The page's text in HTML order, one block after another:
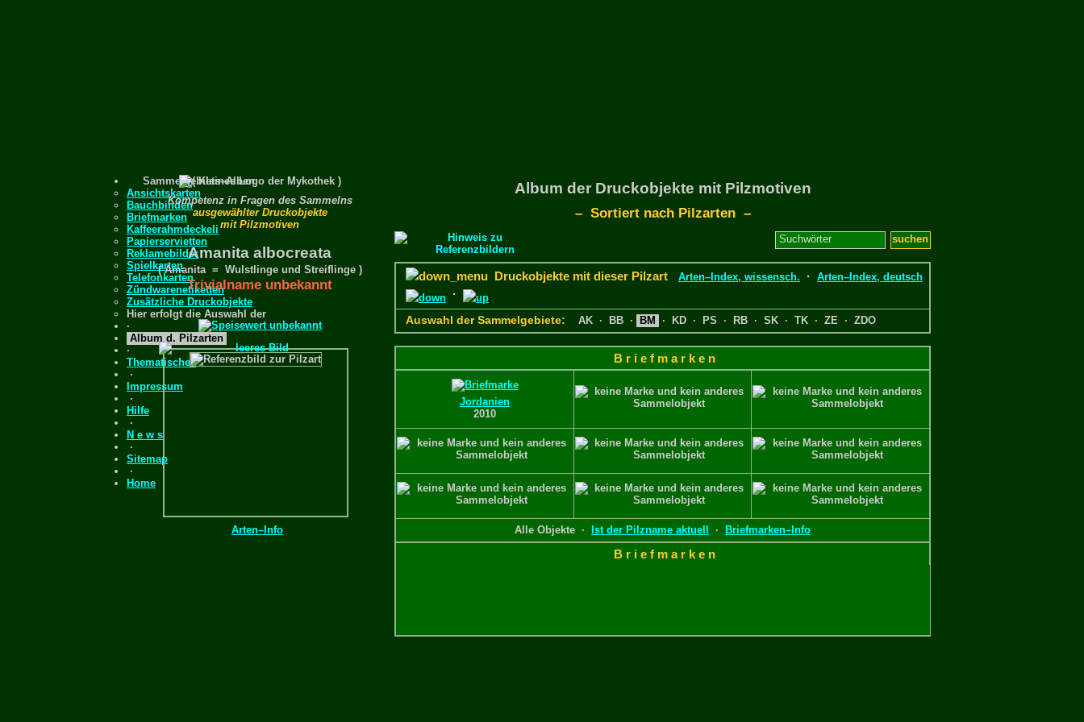
Kompetenz in Fragen des Sammelns
ausgewählter Druckobjekte
mit Pilzmotiven
Amanita albocreata
( Amanita = Wulstlinge und Streiflinge )
Trivialname unbekannt
Arten–Info
Album der Druckobjekte mit Pilzmotiven
– Sortiert nach Pilzarten –
Druckobjekte mit dieser Pilzart Arten–Index, wissensch. · Arten–Index, deutsch
·
Auswahl der Sammelgebiete: AK · BB · BM · KD · PS · RB · SK · TK · ZE · ZDO
B r i e f m a r k e n
Jordanien
2010
Alle Objekte · Ist der Pilzname aktuell · Briefmarken–Info
B r i e f m a r k e n
Sammelgebiets–Alben
Ansichtskarten
Bauchbinden
Briefmarken
Kaffeerahmdeckeli
Papierservietten
Reklamebilder
Spielkarten
Telefonkarten
Zündwarenetiketten
Zusätzliche Druckobjekte
Hier erfolgt die Auswahl der
·
Album d. Pilzarten
·
Thematisches
·
Impressum
·
Hilfe
·
N e w s
·
Sitemap
·
Home